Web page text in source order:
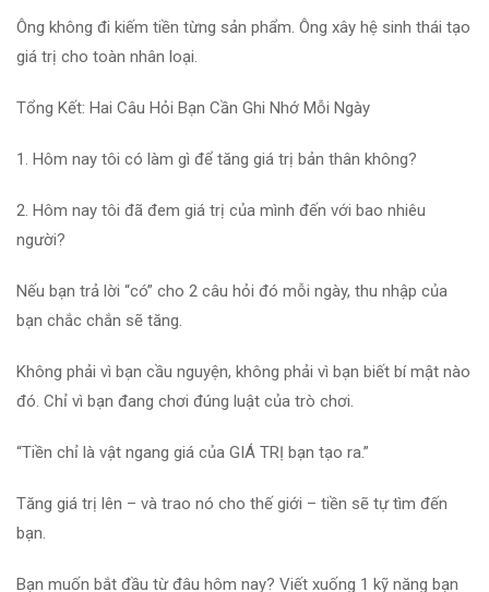
Ông không đi kiếm tiền từng sản phẩm. Ông xây hệ sinh thái tạo
giá trị cho toàn nhân loại.
Tổng Kết: Hai Câu Hỏi Bạn Cần Ghi Nhớ Mỗi Ngày
1. Hôm nay tôi có làm gì để tăng giá trị bản thân không?
2. Hôm nay tôi đã đem giá trị của mình đến với bao nhiêu
người?
Nếu bạn trả lời “có” cho 2 câu hỏi đó mỗi ngày, thu nhập của
bạn chắc chắn sẽ tăng.
Không phải vì bạn cầu nguyện, không phải vì bạn biết bí mật nào
đó. Chỉ vì bạn đang chơi đúng luật của trò chơi.
“Tiền chỉ là vật ngang giá của GIÁ TRỊ bạn tạo ra.”
Tăng giá trị lên – và trao nó cho thế giới – tiền sẽ tự tìm đến
bạn.
Bạn muốn bắt đầu từ đâu hôm nay? Viết xuống 1 kỹ năng bạn